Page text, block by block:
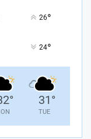
26°
24°
° 31 °
TUE